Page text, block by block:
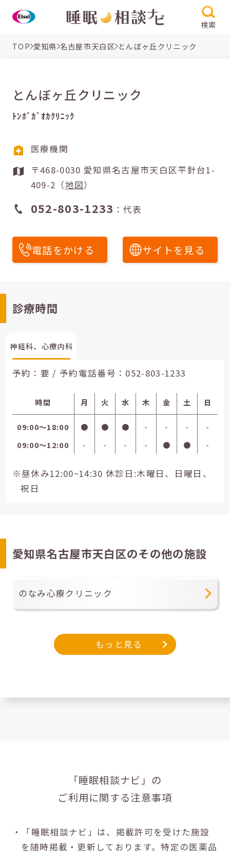
検索
TOP 愛知県 名古屋市天白区 とんぼヶ丘クリニック
とんぼヶ丘クリニック
ﾄﾝﾎﾞｶﾞｵｶｸﾘﾆｯｸ
医療機関
〒468-0030 愛知県名古屋市天白区平針台1-
409-2（地図）
052-803-1233 ：代表
電話をかける サイトを見る
診療時間
神経科、心療内科
予約：要 / 予約電話番号： 052-803-1233
時間 月 火 水 木 金 土 日
09:00〜18:00 ● ● ● - - -
-
09:00〜12:00
- - - - ● ● -
※昼休み12:00~14:30 休診日:木曜日、日曜日、
祝日
愛知県名古屋市天白区のその他の施設
のなみ心療クリニック
もっと見る
「睡眠相談ナビ」の
ご利用に関する注意事項
・「睡眠相談ナビ」は、掲載許可を受けた施設
を随時掲載・更新しております。特定の医薬品